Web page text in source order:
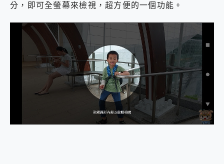
分，即可全螢幕來檢視，超方便的一個功能。